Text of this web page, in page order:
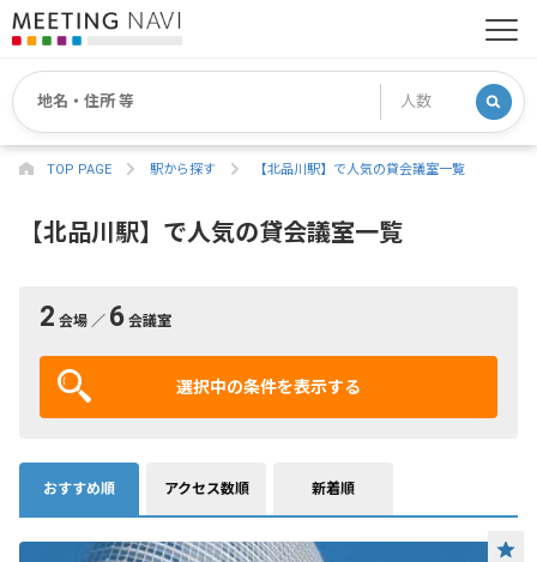
TOP PAGE 駅から探す 【北品川駅】で人気の貸会議室一覧
【北品川駅】で人気の貸会議室一覧
2 会場 ／ 6 会議室
選択中の条件を表示する
おすすめ順 アクセス数順 新着順